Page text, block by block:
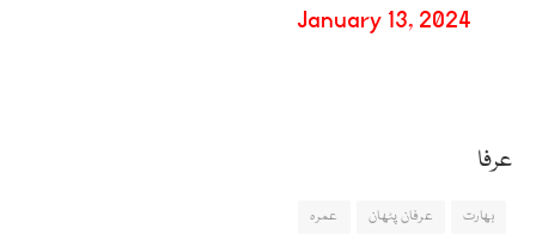
January 13, 2024
عرفا
بھارت عرفان پٹھان عمرہ